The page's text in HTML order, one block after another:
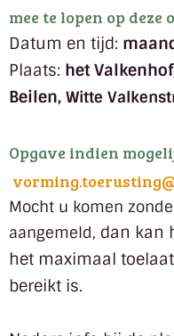
mee te lopen op
Datum en tijd:
Plaats: het
Beilen, Witte
Opgave indien
Mocht u komen
aangemeld, dan kan
het maximaal
bereikt is.